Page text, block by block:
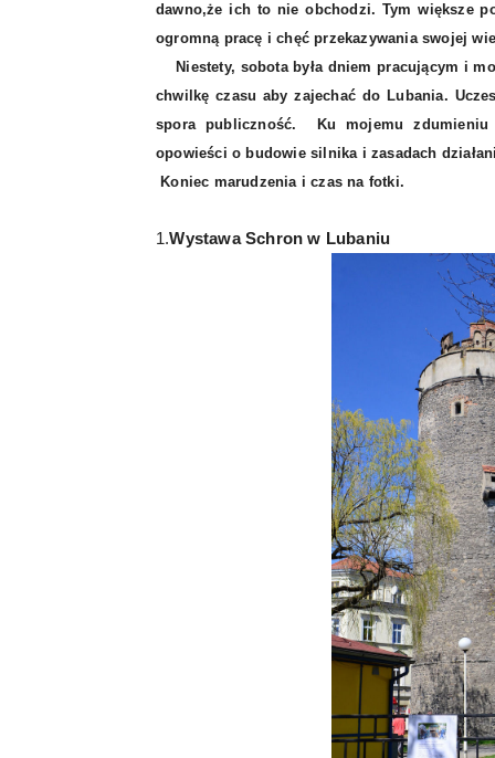
dawno,że ich to nie obchodzi. Tym większe
ogromną pracę i chęć przekazywania swojej
Niestety, sobota była dniem pracującym i
chwilkę czasu aby zajechać do Lubania.
spora publiczność. Ku mojemu zdumieniu
opowieści o budowie silnika i zasadach
Koniec marudzenia i czas na fotki.
1.Wystawa Schron w Lubaniu